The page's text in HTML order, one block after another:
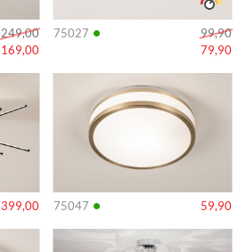
249,00
169,00
75027 •
99,90
79,90
399,00 75047 • 59,90
Info
Info